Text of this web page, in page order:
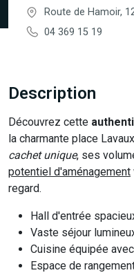
Route de Hamoir,
04 369 15 19
Description
Découvrez cette
la charmante place
cachet unique, ses
potentiel d'aménagement
regard.
Hall d'entrée
Vaste séjour
Cuisine équipée
Espace de